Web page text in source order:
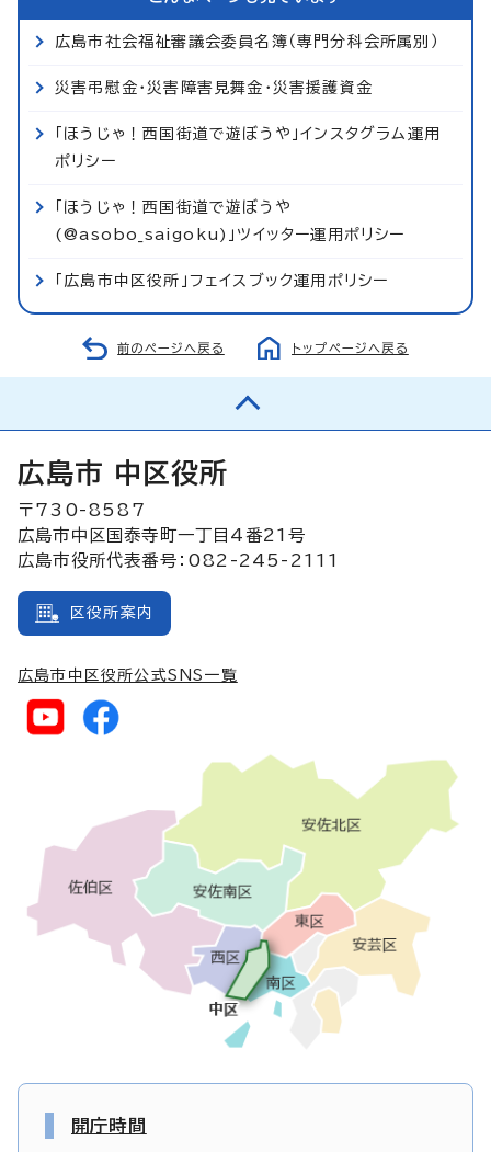
広島市社会福祉審議会委員名簿（専門分科会所属別）
災害弔慰金・災害障害見舞金・災害援護資金
「ほうじゃ！西国街道で遊ぼうや」インスタグラム運用
ポリシー
「ほうじゃ！西国街道で遊ぼうや
(@asobo_saigoku)」ツイッター運用ポリシー
「広島市中区役所」フェイスブック運用ポリシー
前のページへ戻る トップページへ戻る
広島市 中区役所
〒730-8587
広島市中区国泰寺町一丁目4番21号
広島市役所代表番号：082-245-2111
区役所案内
広島市中区役所公式SNS一覧
開庁時間